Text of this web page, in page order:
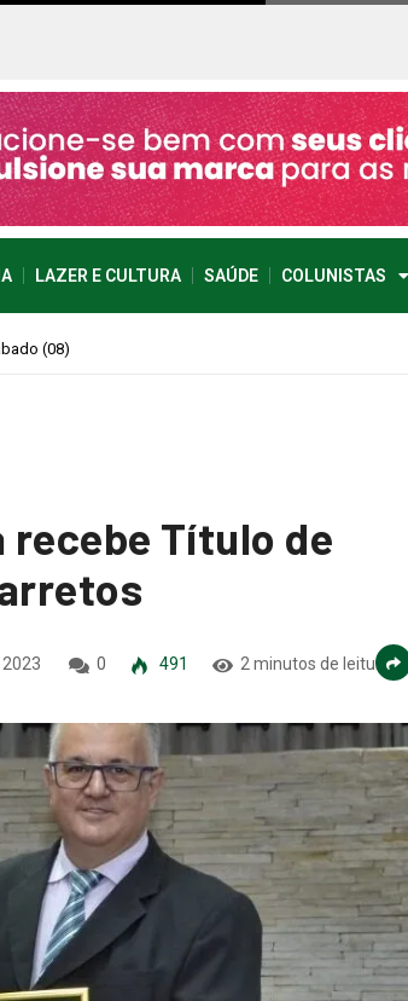
LAZER E CULTURA SAÚDE COLUNISTAS
recebe Título de
0 491 2 minutos de leitura